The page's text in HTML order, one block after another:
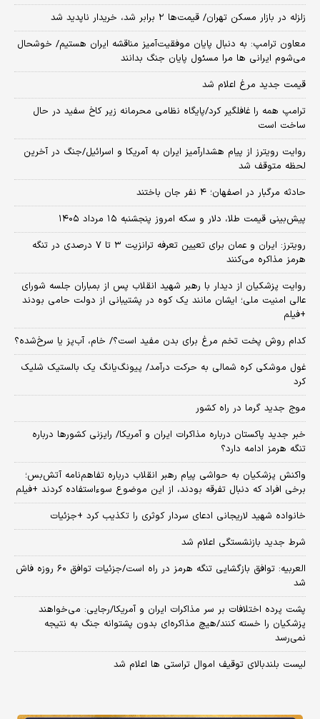
زلزله در بازار مسکن تهران/ قیمت‌ها ۲ برابر شد، خریدار ناپدید شد
معاون ترامپ: به دنبال پایان موفقیت‌آمیز مناقشه ایران هستیم/ خوشحال
می‌شوم ایرانی ها مرا مسئول پایان جنگ بدانند
قیمت جدید مرغ اعلام شد
ترامپ همه را غافلگیر کرد/پایگاه نظامی محرمانه زیر کاخ سفید در حال
ساخت است
روایت رویترز از پیام هشدارآمیز ایران به آمریکا و اسرائیل/جنگ در آخرین
لحظه متوقف شد
حادثه مرگبار در اصفهان؛ ۴ نفر جان باختند
پیش‌بینی قیمت طلا، دلار و سکه امروز پنجشنبه ۱۵ مرداد ۱۴۰۵
رویترز: ایران و عمان برای تعیین تعرفه ترانزیت ۳ تا ۷ درصدی در تنگه
هرمز مذاکره می‌کنند
روایت پزشکیان از دیدار با رهبر شهید انقلاب پس از بمباران جلسه شورای
عالی امنیت ملی؛ ایشان مانند یک کوه در پشتیبانی از دولت حامی بودند
+فیلم
کدام روش پخت تخم مرغ برای بدن مفید است؟/ خام، آب‌پز یا سرخ‌شده؟
غول موشکی کره شمالی به حرکت درآمد/ پیونگ‌یانگ یک بالستیک شلیک
کرد
موج جدید گرما در راه کشور
خبر جدید پاکستان درباره مذاکرات ایران و آمریکا/ رایزنی کشورها درباره
تنگه هرمز ادامه دارد؟
واکنش پزشکیان به حواشی پیام رهبر انقلاب درباره تفاهم‌نامه آتش‌بس؛
برخی افراد که دنبال تفرقه بودند، از این موضوع سوءاستفاده کردند +فیلم
خانواده شهید لاریجانی ادعای سردار کوثری را تکذیب کرد +جزئیات
شرط جدید بازنشستگی اعلام شد
العربیه: توافق بازگشایی تنگه هرمز در راه است/جزئیات توافق ۶۰ روزه فاش
شد
پشت پرده اختلافات بر سر مذاکرات ایران و آمریکا/رجایی: می‌خواهند
پزشکیان را خسته کنند/هیچ مذاکره‌ای بدون پشتوانه جنگ به نتیجه
نمی‌رسد
لیست بلندبالای توقیف اموال تراستی ها اعلام شد